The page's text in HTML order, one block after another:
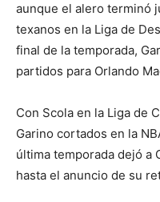
aunque el alero terminó
texanos en la Liga de
final de la temporada,
partidos para Orlando
Con Scola en la Liga de
Garino cortados en la
última temporada dejó a
hasta el anuncio de su